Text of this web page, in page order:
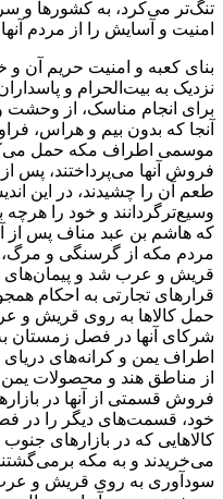
تنگ‌تر می‌کرد، ‌به‌ کشورها و
امنیت‌ و آسایش‌ ‌را‌ ‌از‌ مردم‌
بنای کعبه‌ و امنیت‌ حریم‌ ‌آن‌ و
نزدیک‌ ‌به‌ بیت‌‌‌الحرام‌ و
‌برای‌ انجام‌ مناسک‌، ‌از‌ وحشت‌
آنجا ‌که‌ بدون‌ بیم‌ و هراس‌،
موسمی‌ اطراف‌ مکه‌ حمل‌
فروش‌ آنها می‌پرداختند، ‌پس‌ ‌از‌
طعم‌ ‌آن‌ ‌را‌ چشیدند، ‌در‌ ‌این
وسیع‌ترگردانند و ‌خود‌ ‌را‌ ‌هرچه‌
‌که ‌هاشم‌ ‌بن‌ ‌عبد‌ مناف‌ ‌پس‌ ‌از‌
مردم‌ مکه‌ ‌از‌ گرسنگی‌ و مرگ‌،
قریش‌ و عرب‌ شد و پیمان‌های‌
قرارهای‌ تجارتی‌ به احکام‌
حمل‌ کالاها به روی‌ قریش‌ و
شرکای‌ آنها ‌در‌ فصل‌
اطراف‌ یمن‌ و کرانه‌های‌
‌از‌ مناطق‌ هند و محصولات‌
فروش‌ قسمتی‌ ‌از‌ آنها ‌در‌
‌خود‌، قسمت‌های‌ دیگر ‌را‌ ‌در‌
کالاهایی‌ ‌که‌ ‌در‌ بازارهای‌
می‌خریدند و ‌به‌ مکه‌
سودآوری‌ ‌به روی‌ قریش‌ و